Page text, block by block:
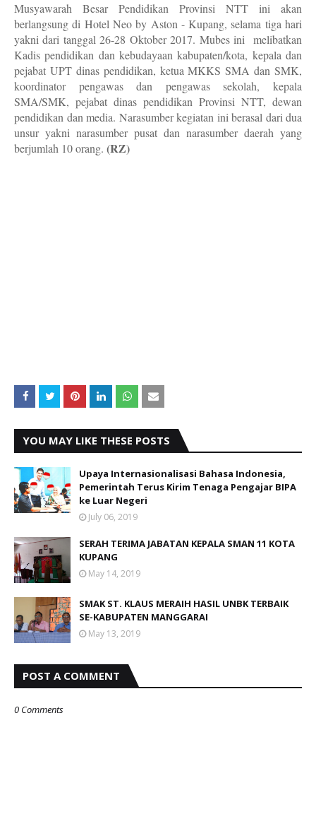
Musyawarah Besar Pendidikan Provinsi NTT ini akan
berlangsung di Hotel Neo by Aston - Kupang, selama tiga hari
yakni dari tanggal 26-28 Oktober 2017. Mubes ini melibatkan
Kadis pendidikan dan kebudayaan kabupaten/kota, kepala dan
pejabat UPT dinas pendidikan, ketua MKKS SMA dan SMK,
koordinator pengawas dan pengawas sekolah, kepala
SMA/SMK, pejabat dinas pendidikan Provinsi NTT, dewan
pendidikan dan media. Narasumber kegiatan ini berasal dari dua
unsur yakni narasumber pusat dan narasumber daerah yang
berjumlah 10 orang. (RZ)
YOU MAY LIKE THESE POSTS
Upaya Internasionalisasi Bahasa Indonesia,
Pemerintah Terus Kirim Tenaga Pengajar BIPA
ke Luar Negeri
July 06, 2019
SERAH TERIMA JABATAN KEPALA SMAN 11 KOTA
KUPANG
May 14, 2019
SMAK ST. KLAUS MERAIH HASIL UNBK TERBAIK
SE-KABUPATEN MANGGARAI
May 13, 2019
POST A COMMENT
0 Comments